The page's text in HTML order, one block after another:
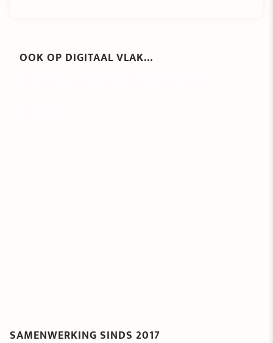
OOK OP DIGITAAL VLAK…
SAMENWERKING SINDS 2017